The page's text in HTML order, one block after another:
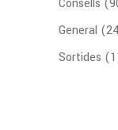
Consells
General
Sortides